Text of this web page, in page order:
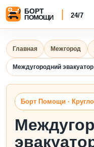
Главная Межгород
Междугородний
Борт Помощи ·